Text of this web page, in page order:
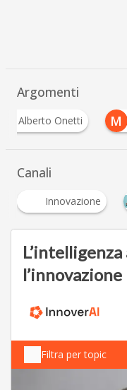
Argomenti
Alberto Onetti M
Canali
Innovazione
l’innovazione
Filtra per topic